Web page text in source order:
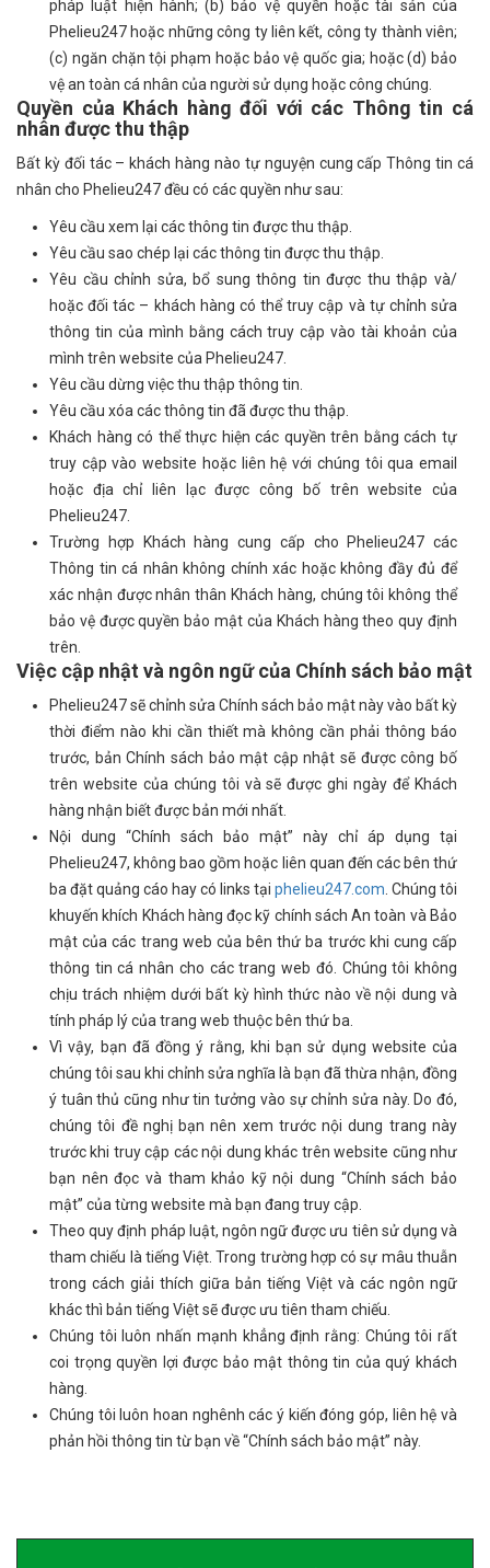
pháp luật hiện hành; (b) bảo vệ quyền hoặc tài sản của
Phelieu247 hoặc những công ty liên kết, công ty thành viên;
(c) ngăn chặn tội phạm hoặc bảo vệ quốc gia; hoặc (d) bảo
vệ an toàn cá nhân của người sử dụng hoặc công chúng.
Quyền của Khách hàng đối với các Thông tin cá
nhân được thu thập
Bất kỳ đối tác – khách hàng nào tự nguyện cung cấp Thông tin cá
nhân cho Phelieu247 đều có các quyền như sau:
Yêu cầu xem lại các thông tin được thu thập.
Yêu cầu sao chép lại các thông tin được thu thập.
Yêu cầu chỉnh sửa, bổ sung thông tin được thu thập và/
hoặc đối tác – khách hàng có thể truy cập và tự chỉnh sửa
thông tin của mình bằng cách truy cập vào tài khoản của
mình trên website của Phelieu247.
Yêu cầu dừng việc thu thập thông tin.
Yêu cầu xóa các thông tin đã được thu thập.
Khách hàng có thể thực hiện các quyền trên bằng cách tự
truy cập vào website hoặc liên hệ với chúng tôi qua email
hoặc địa chỉ liên lạc được công bố trên website của
Phelieu247.
Trường hợp Khách hàng cung cấp cho Phelieu247 các
Thông tin cá nhân không chính xác hoặc không đầy đủ để
xác nhận được nhân thân Khách hàng, chúng tôi không thể
bảo vệ được quyền bảo mật của Khách hàng theo quy định
trên.
Việc cập nhật và ngôn ngữ của Chính sách bảo mật
Phelieu247 sẽ chỉnh sửa Chính sách bảo mật này vào bất kỳ
thời điểm nào khi cần thiết mà không cần phải thông báo
trước, bản Chính sách bảo mật cập nhật sẽ được công bố
trên website của chúng tôi và sẽ được ghi ngày để Khách
hàng nhận biết được bản mới nhất.
Nội dung “Chính sách bảo mật” này chỉ áp dụng tại
Phelieu247, không bao gồm hoặc liên quan đến các bên thứ
ba đặt quảng cáo hay có links tại phelieu247.com. Chúng tôi
khuyến khích Khách hàng đọc kỹ chính sách An toàn và Bảo
mật của các trang web của bên thứ ba trước khi cung cấp
thông tin cá nhân cho các trang web đó. Chúng tôi không
chịu trách nhiệm dưới bất kỳ hình thức nào về nội dung và
tính pháp lý của trang web thuộc bên thứ ba.
Vì vậy, bạn đã đồng ý rằng, khi bạn sử dụng website của
chúng tôi sau khi chỉnh sửa nghĩa là bạn đã thừa nhận, đồng
ý tuân thủ cũng như tin tưởng vào sự chỉnh sửa này. Do đó,
chúng tôi đề nghị bạn nên xem trước nội dung trang này
trước khi truy cập các nội dung khác trên website cũng như
bạn nên đọc và tham khảo kỹ nội dung “Chính sách bảo
mật” của từng website mà bạn đang truy cập.
Theo quy định pháp luật, ngôn ngữ được ưu tiên sử dụng và
tham chiếu là tiếng Việt. Trong trường hợp có sự mâu thuẫn
trong cách giải thích giữa bản tiếng Việt và các ngôn ngữ
khác thì bản tiếng Việt sẽ được ưu tiên tham chiếu.
Chúng tôi luôn nhấn mạnh khẳng định rằng: Chúng tôi rất
coi trọng quyền lợi được bảo mật thông tin của quý khách
hàng.
Chúng tôi luôn hoan nghênh các ý kiến đóng góp, liên hệ và
phản hồi thông tin từ bạn về “Chính sách bảo mật” này.